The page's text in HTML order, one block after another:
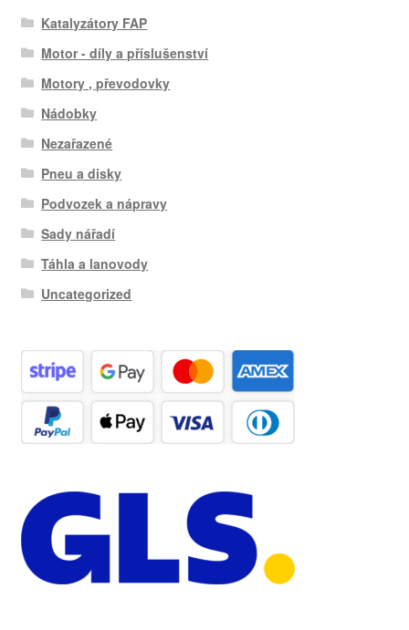
Katalyzátory FAP
Motor - díly a příslušenství
Motory , převodovky
Nádobky
Nezařazené
Pneu a disky
Podvozek a nápravy
Sady nářadí
Táhla a lanovody
Uncategorized